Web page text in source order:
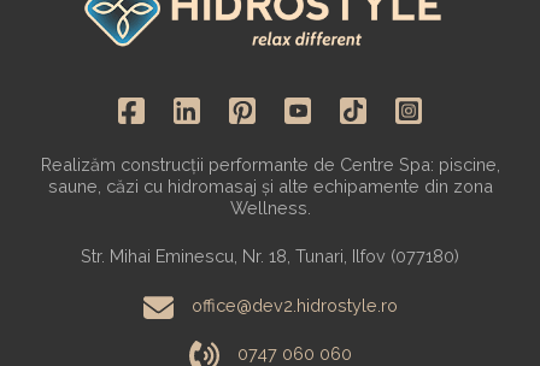
Realizăm construcții performante de Centre Spa: piscine,
saune, căzi cu hidromasaj și alte echipamente din zona
Wellness.
Str. Mihai Eminescu, Nr. 18, Tunari, Ilfov (077180)
office@dev2.hidrostyle.ro
0747 060 060